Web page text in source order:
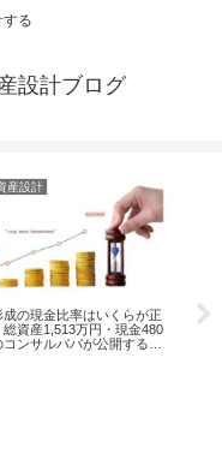
る
設計ブログ
産設計
成の現金比率はいくらが正
総資産1,513万円・現金480
ンサルパパが公開する判
子